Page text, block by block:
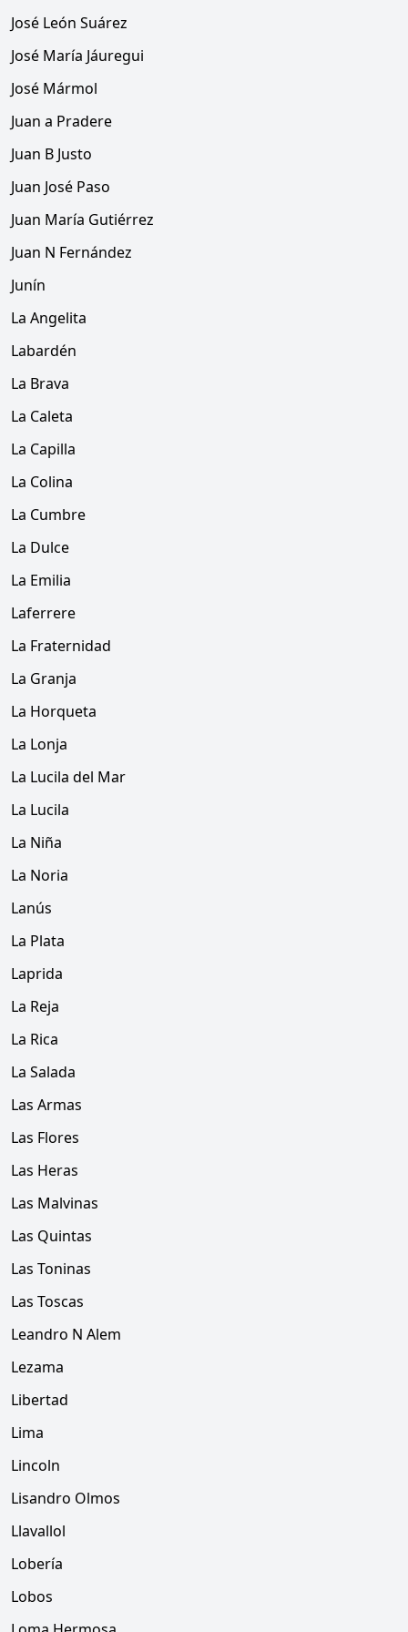
José León Suárez
José María Jáuregui
José Mármol
Juan a Pradere
Juan B Justo
Juan José Paso
Juan María Gutiérrez
Juan N Fernández
Junín
La Angelita
Labardén
La Brava
La Caleta
La Capilla
La Colina
La Cumbre
La Dulce
La Emilia
Laferrere
La Fraternidad
La Granja
La Horqueta
La Lonja
La Lucila del Mar
La Lucila
La Niña
La Noria
Lanús
La Plata
Laprida
La Reja
La Rica
La Salada
Las Armas
Las Flores
Las Heras
Las Malvinas
Las Quintas
Las Toninas
Las Toscas
Leandro N Alem
Lezama
Libertad
Lima
Lincoln
Lisandro Olmos
Llavallol
Lobería
Lobos